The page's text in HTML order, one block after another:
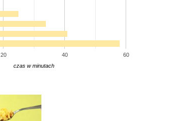
20 40 60
czas w minutach